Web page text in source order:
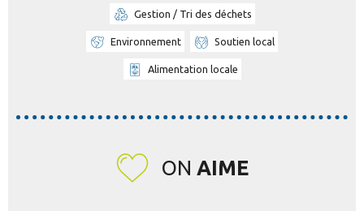
Gestion / Tri des déchets
Environnement Soutien local
Alimentation locale
ON AIME